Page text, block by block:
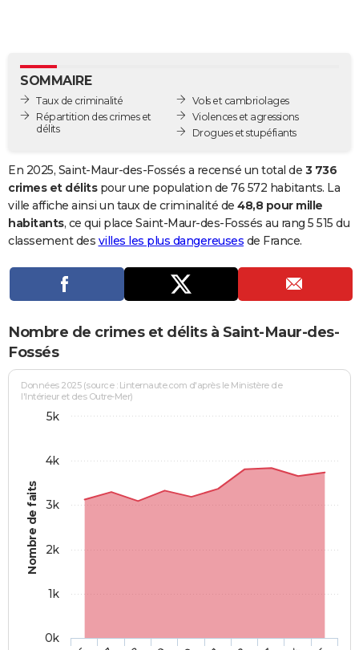
BONS PLANS
CARTE DE VOEUX
Dictionnaire
Biographies
Citations
Expressions
Proverbes
PROGRAMME TV
S'inscrire
Se connecter
Lycées
Collèges
Primaires
Universités
Entreprises
Service militaire
Avis de recherche
AVIS DE DÉCÈS
SOMMAIRE
Taux de criminalité
Répartition des crimes et
délits
Vols et cambriolages
Violences et agressions
Drogues et stupéfiants
En 2025, Saint-Maur-des-Fossés a recensé un total de 3 736
crimes et délitspour une population de 76 572 habitants. La
ville affiche ainsi un taux de criminalité de 48,8 pour mille
habitants, ce qui place Saint-Maur-des-Fossés au rang 5 515 du
classement des villes les plus dangereuses de France.
Nombre de crimes et délits à Saint-Maur-des-
Fossés
Nombre de faits
Données 2025 (source : Linternaute.com d'après le Ministère de
l'Intérieur et des Outre-Mer)
0k
1k
2k
3k
4k
5k